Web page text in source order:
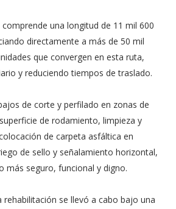
una longitud de 11 mil 600
directamente a más de 50 mil
que convergen en esta ruta,
y reduciendo tiempos de traslado.
de corte y perfilado en zonas de
de rodamiento, limpieza y
de carpeta asfáltica en
de sello y señalamiento horizontal,
más seguro, funcional y digno.
rehabilitación se llevó a cabo bajo una